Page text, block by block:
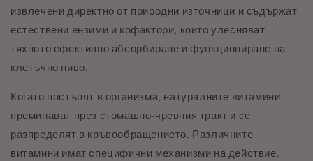
извлечени директно от природни източници и съдържат
естествени ензими и кофактори, които улесняват
тяхното ефективно абсорбиране и функциониране на
клетъчно ниво.
Когато постъпят в организма, натуралните витамини
преминават през стомашно-чревния тракт и се
разпределят в кръвообращението. Различните
витамини имат специфични механизми на действие.